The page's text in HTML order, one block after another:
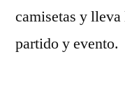
camisetas y
partido y evento.